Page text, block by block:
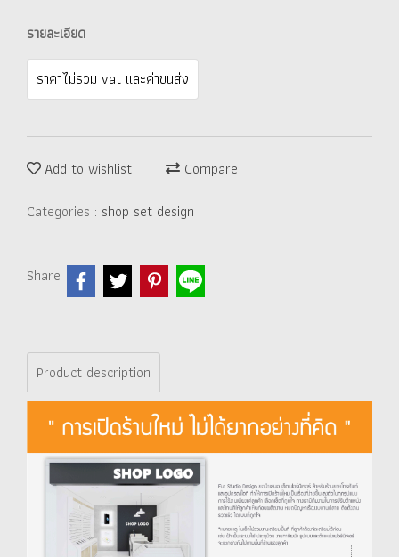
รายละเอียด
ราคาไม่รวม vat และค่าขนส่ง
Add to wishlist
Compare
Categories : shop set design
Share
Product description